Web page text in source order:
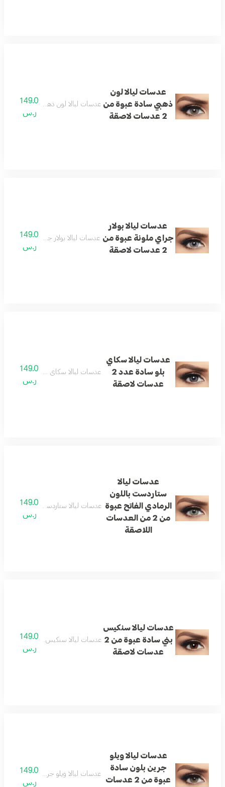
عدسات ليالا لون
ذهبي سادة عبوة من
2 عدسات لاصقة
عدسات ليالا لون ذهبي سادة عبوة من 2 عدسات
149.0
ر.س
عدسات ليالا بولار
جراي ملونة عبوة من
2 عدسات لاصقة
عدسات ليالا بولار جراي ملونة عبوة من 2 عدسات
149.0
ر.س
عدسات ليالا سكاي
بلو سادة عدد 2
عدسات لاصقة
عدسات ليالا سكاي بلو سادة عدد 2 عدسات لاصقة
149.0
ر.س
عدسات ليالا
ستاردست باللون
الرمادي الفاتح عبوة
من 2 من العدسات
اللاصقة
عدسات ليالا ستاردست باللون الرمادي الفاتح عبوة
149.0
ر.س
عدسات ليالا سنكيس
بني سادة عبوة من 2
عدسات لاصقة
عدسات ليالا سنكيس بني سادة عبوة من 2 عدسات
149.0
ر.س
عدسات ليالا ويلو
جرين بلون سادة
عبوة من 2 عدسات
عدسات ليالا ويلو جرين بلون سادة عبوة من 2
149.0
ر.س